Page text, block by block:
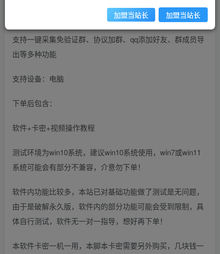
支持一键采集免验证群、协议加群、qq添加好友、群成员导
出等多种功能
支持设备：电脑
下单后包含：
软件+卡密+视频操作教程
测试环境为win10系统，建议win10系统使用，win7或win11
系统可能会有部分不兼容，介意勿下单！
软件内功能比较多，本站已对基础功能做了测试是无问题，
由于是破解永久版，软件内的部分功能可能会受到限制，具
体自行测试，软件无一对一指导，想好再下单！
本软件卡密一机一用，本脚本卡密需要另外购买，几块钱一
加盟当站长 加盟当站长